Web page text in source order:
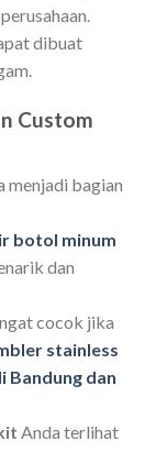
dibuat
Custom
menjadi bagian
botol minum
dan
cocok jika
stainless
Bandung dan
Anda terlihat